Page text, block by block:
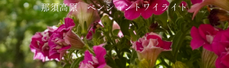
那須高原 ペンショントワイライト